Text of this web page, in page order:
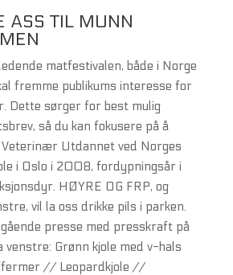
ASS TIL MUNN
matfestivalen, både i Norge
fremme publikums interesse for
Dette sørger for best mulig
så du kan fokusere på å
Veterinær Utdannet ved Norges
i Oslo i 2008, fordypningsår i
HØYRE OG FRP, og
vil la oss drikke pils i parken.
presse med presskraft på
venstre: Grønn kjole med v-hals
// Leopardkjole //